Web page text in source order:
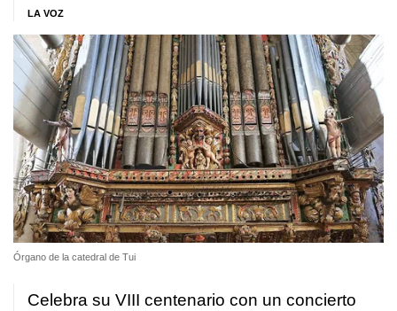
LA VOZ
Órgano de la catedral de Tui
Celebra su VIII centenario con un concierto